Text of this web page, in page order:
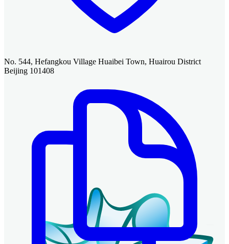
No. 544, Hefangkou Village Huaibei Town, Huairou District
Beijing 101408